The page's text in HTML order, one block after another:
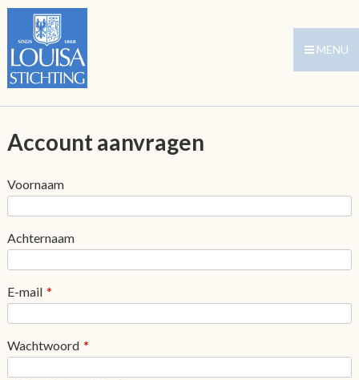
MENU
Account aanvragen
Voornaam
Achternaam
E-mail *
Wachtwoord *